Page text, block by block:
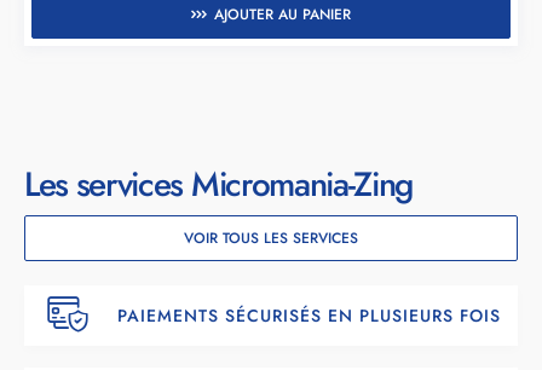
AJOUTER AU PANIER
Les services Micromania-Zing
VOIR TOUS LES SERVICES
PAIEMENTS SÉCURISÉS EN PLUSIEURS FOIS